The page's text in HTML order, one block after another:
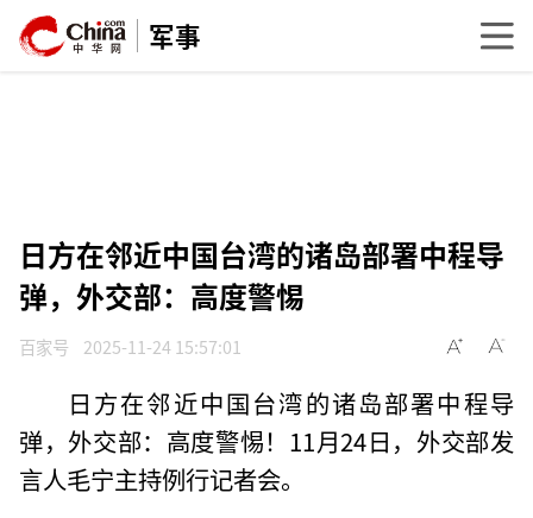
军事
日方在邻近中国台湾的诸岛部署中程导
弹，外交部：高度警惕
百家号 2025-11-24 15:57:01
日方在邻近中国台湾的诸岛部署中程导
弹，外交部：高度警惕！11月24日，外交部发
言人毛宁主持例行记者会。